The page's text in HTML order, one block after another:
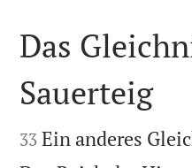

Das
Sauerteig

33 Ein anderes